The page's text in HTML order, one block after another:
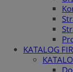
KATALOG